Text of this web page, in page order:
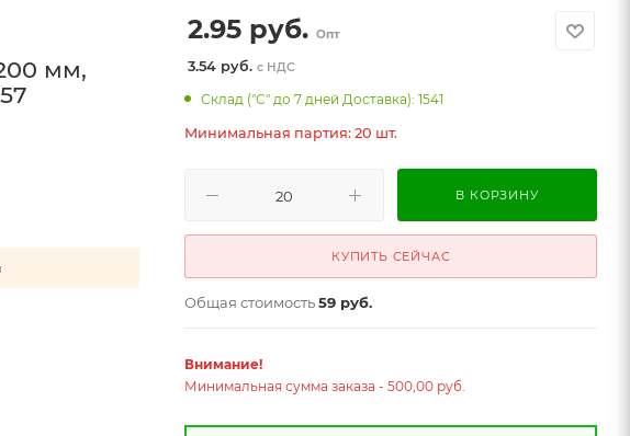
мм,
2.95 руб. Опт
3.54 руб.с НДС
Склад ("С" до 7 дней Доставка): 1541
Минимальная партия: 20 шт.
В КОРЗИНУ
КУПИТЬ СЕЙЧАС
Общая стоимость59 руб.
Внимание!
Минимальная сумма заказа - 500,00 руб.